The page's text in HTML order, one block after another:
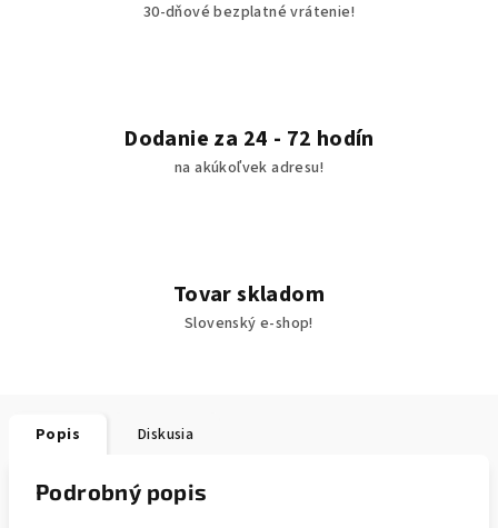
30-dňové bezplatné vrátenie!
Dodanie za 24 - 72 hodín
na akúkoľvek adresu!
Tovar skladom
Slovenský e-shop!
Popis Diskusia
Podrobný popis